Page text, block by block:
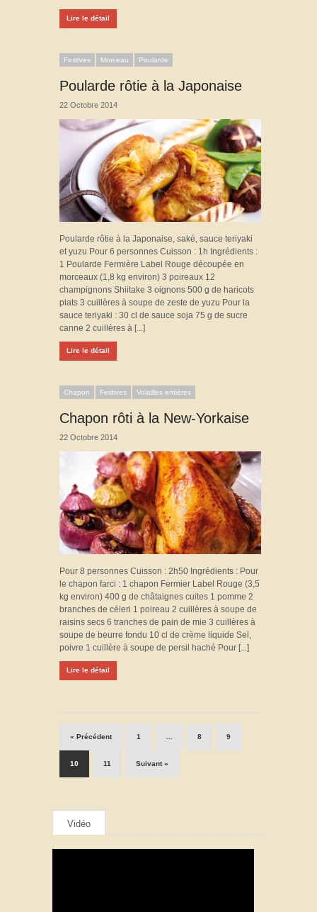
Lire le détail
Festives Morceau Poularde
Poularde rôtie à la Japonaise
22 Octobre 2014
Poularde rôtie à la Japonaise, saké, sauce teriyaki
et yuzu Pour 6 personnes Cuisson : 1h Ingrédients :
1 Poularde Fermière Label Rouge découpée en
morceaux (1,8 kg environ) 3 poireaux 12
champignons Shiitake 3 oignons 500 g de haricots
plats 3 cuillères à soupe de zeste de yuzu Pour la
sauce teriyaki : 30 cl de sauce soja 75 g de sucre
canne 2 cuillères à [...]
Lire le détail
Chapon Festives Volailles entières
Chapon rôti à la New-Yorkaise
22 Octobre 2014
Pour 8 personnes Cuisson : 2h50 Ingrédients : Pour
le chapon farci : 1 chapon Fermier Label Rouge (3,5
kg environ) 400 g de châtaignes cuites 1 pomme 2
branches de céleri 1 poireau 2 cuillères à soupe de
raisins secs 6 tranches de pain de mie 3 cuillères à
soupe de beurre fondu 10 cl de crème liquide Sel,
poivre 1 cuillère à soupe de persil haché Pour [...]
Lire le détail
« Précédent 1 … 8 9
10 11 Suivant »
Vidéo